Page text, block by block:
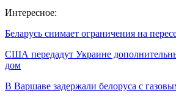
Интересное:
Беларусь снимает ограничения на
США передадут Украине
дом
В Варшаве задержали белоруса с